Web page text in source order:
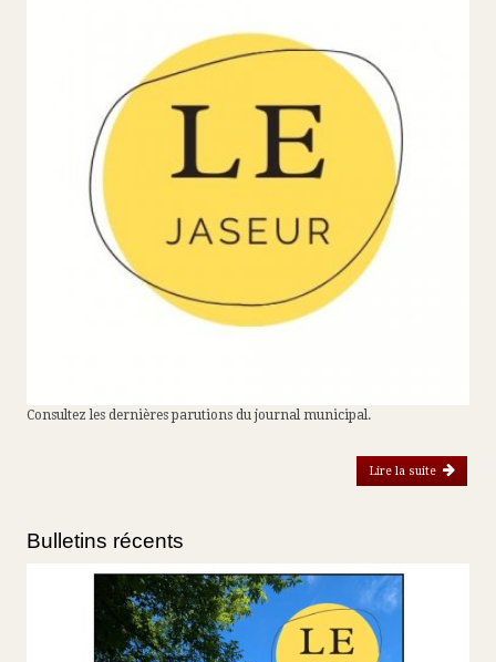
Consultez les dernières parutions du journal municipal.
Lire la suitede
Bulletins récents